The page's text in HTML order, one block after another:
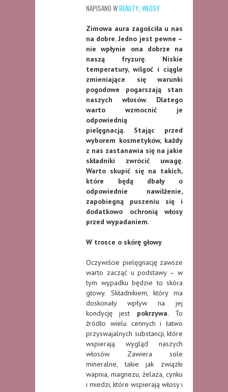
NAPISANO WBEAUTY WŁOSY
Zimowa aura zagościła u nas
na dobre. Jedno jest pewne –
nie wpłynie ona dobrze na
naszą fryzurę. Niskie
temperatury, wilgoć i ciągle
zmieniające się warunki
pogodowe pogarszają stan
naszych włosów. Dlatego
warto wzmocnić je
odpowiednią
pielęgnacją. Stając przed
wyborem kosmetyków, każdy
z nas zastanawia się na jakie
składniki zwrócić uwagę.
Warto skupić się na takich,
które będą dbały o
odpowiednie nawilżenie,
zapobiegną puszeniu się i
dodatkowo ochronią włosy
przed wypadaniem.
W trosce o skórę głowy
Oczywiście pielęgnację zawsze
warto zacząć u podstawy – w
tym wypadku będzie to skóra
głowy. Składnikiem, który ma
doskonały wpływ na jej
kondycję jest pokrzywa. To
źródło wielu cennych i łatwo
przyswajalnych substancji, które
wspierają wygląd naszych
włosów. Zawiera sole
mineralne, takie jak związki
wapnia, magnezu, żelaza, cynku
i miedzi, które wspierają włosy i